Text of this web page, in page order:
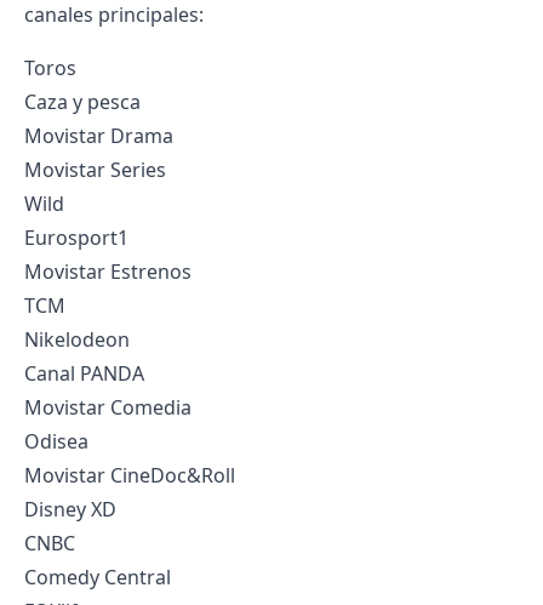
canales principales:
Toros
Caza y pesca
Movistar Drama
Movistar Series
Wild
Eurosport1
Movistar Estrenos
TCM
Nikelodeon
Canal PANDA
Movistar Comedia
Odisea
Movistar CineDoc&Roll
Disney XD
CNBC
Comedy Central